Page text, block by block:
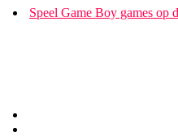
Speel Game Boy games op